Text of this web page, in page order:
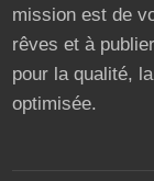
mission est de
rêves et à
pour la qualité,
optimisée.